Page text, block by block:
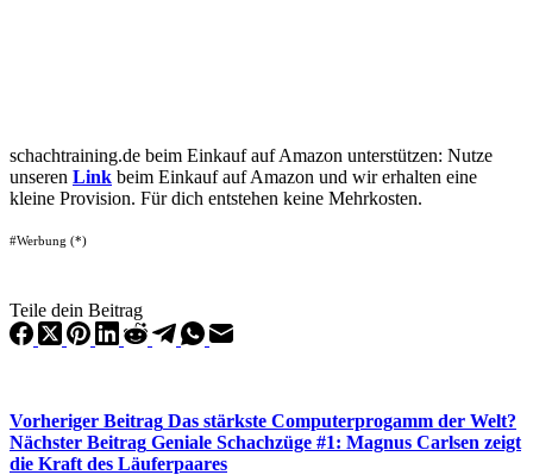
schachtraining.de beim Einkauf auf Amazon unterstützen: Nutze
unseren Link beim Einkauf auf Amazon und wir erhalten eine
kleine Provision. Für dich entstehen keine Mehrkosten.
#Werbung (*)
Teile dein Beitrag
Vorheriger Beitrag Das stärkste Computerprogamm der Welt?
Nächster Beitrag Geniale Schachzüge #1: Magnus Carlsen zeigt
die Kraft des Läuferpaares